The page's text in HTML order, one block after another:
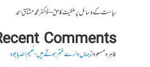
ریاست کے وسائل پر ملکیت کا حق – ڈاکٹر محمد مشتاق احمد
Comments
طاہرہ مسعودازجہاں دائرے ختم ہوتے ہیں- نعیم اللہ باجوہ